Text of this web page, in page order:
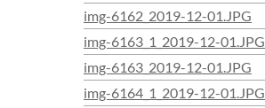
img-6162_2019-12-01.JPG
img-6163_1_2019-12-01.JPG
img-6163_2019-12-01.JPG
img-6164_1_2019-12-01.JPG